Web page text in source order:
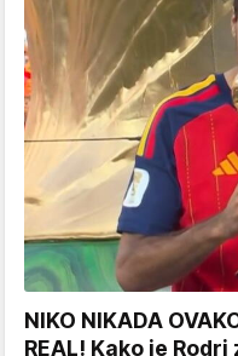
NIKO NIKADA
REAL! Kako je